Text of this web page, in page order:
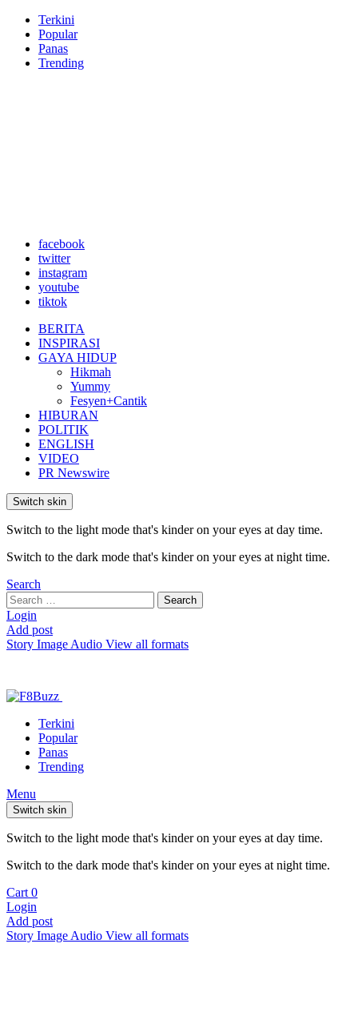
Terkini
Popular
Panas
Trending
facebook
twitter
instagram
youtube
tiktok
BERITA
INSPIRASI
GAYA HIDUP
Hikmah
Yummy
Fesyen+Cantik
HIBURAN
POLITIK
ENGLISH
VIDEO
PR Newswire
Switch skin
Switch to the light mode that's kinder on your eyes at day time.
Switch to the dark mode that's kinder on your eyes at night time.
Search
Search
for:
Search
Login
Add post
Story Image Audio View all formats
Terkini
Popular
Panas
Trending
Menu
Switch skin
Switch to the light mode that's kinder on your eyes at day time.
Switch to the dark mode that's kinder on your eyes at night time.
Cart 0
Login
Add post
Story Image Audio View all formats